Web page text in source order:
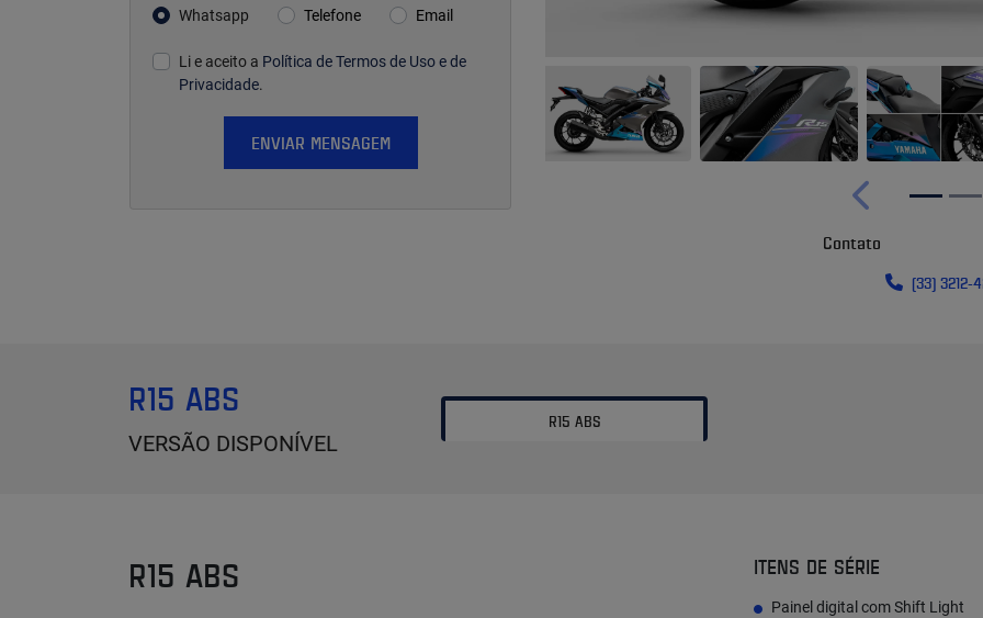
Whatsapp
Telefone Email
Li e aceito a Política de Termos de Uso e de
Privacidade.
ENVIAR MENSAGEM
Anterior
Contato
(33) 3212-
R15 ABS
VERSÃO DISPONÍVEL
R15 ABS
R15 ABS ITENS DE SÉRIE
Painel digital com Shift Light